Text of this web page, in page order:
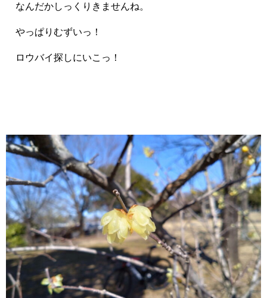
なんだかしっくりきませんね。
やっぱりむずいっ！
ロウバイ探しにいこっ！